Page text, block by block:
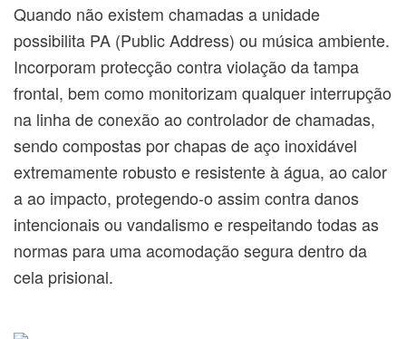
Quando não existem chamadas a unidade
possibilita PA (Public Address) ou música ambiente.
Incorporam protecção contra violação da tampa
frontal, bem como monitorizam qualquer interrupção
na linha de conexão ao controlador de chamadas,
sendo compostas por chapas de aço inoxidável
extremamente robusto e resistente à água, ao calor
a ao impacto, protegendo-o assim contra danos
intencionais ou vandalismo e respeitando todas as
normas para uma acomodação segura dentro da
cela prisional.